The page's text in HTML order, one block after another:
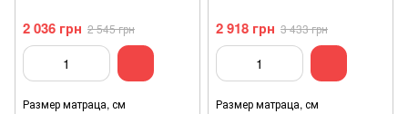
2 036 грн 2 545 грн
Размер матраца, см
2 918 грн 3 433 грн
Размер матраца, см